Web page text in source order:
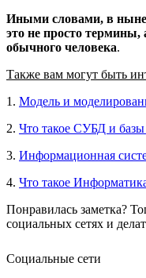
Иными словами, в
это не просто термины,
обычного человека.
Также вам могут быть
1. Модель и
2. Что такое СУБД и
3. Информационная
4. Что такое
Понравилась заметка?
социальных сетях и
Социальные сети